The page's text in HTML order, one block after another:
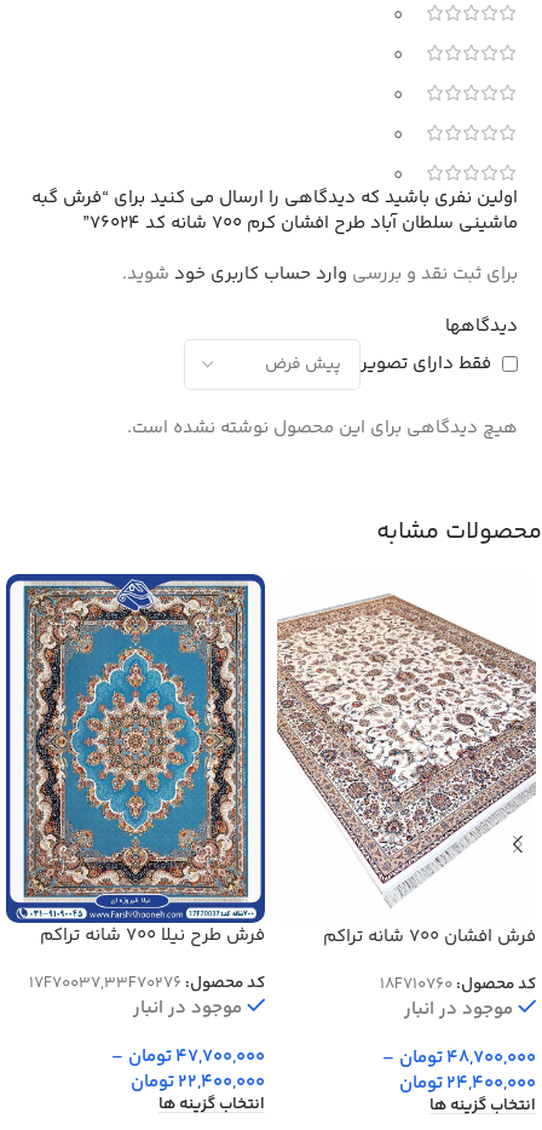
0
0
0
0
0
دیدگاهها
فقط دارای تصویر
هیچ دیدگاهی برای این محصول نوشته نشده است.
اولین نفری باشید که دیدگاهی را ارسال می کنید برای “فرش گبه
ماشینی سلطان آباد طرح افشان کرم 700 شانه کد 76024”
برای ثبت نقد و بررسی وارد حساب کاربری خود شوید.
محصولات مشابه
فرش افشان 700 شانه تراکم
کد محصول:18F710760
موجود در انبار
48,700,000تومان –
24,400,000تومان
انتخاب گزینه ها
فرش طرح نیلا 700 شانه تراکم
کد محصول: 17F70037,33F70276
موجود در انبار
47,700,000تومان –
22,400,000تومان
انتخاب گزینه ها